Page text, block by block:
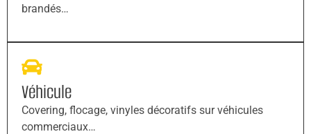
brandés…
Véhicule
Covering, flocage, vinyles décoratifs sur véhicules
commerciaux…